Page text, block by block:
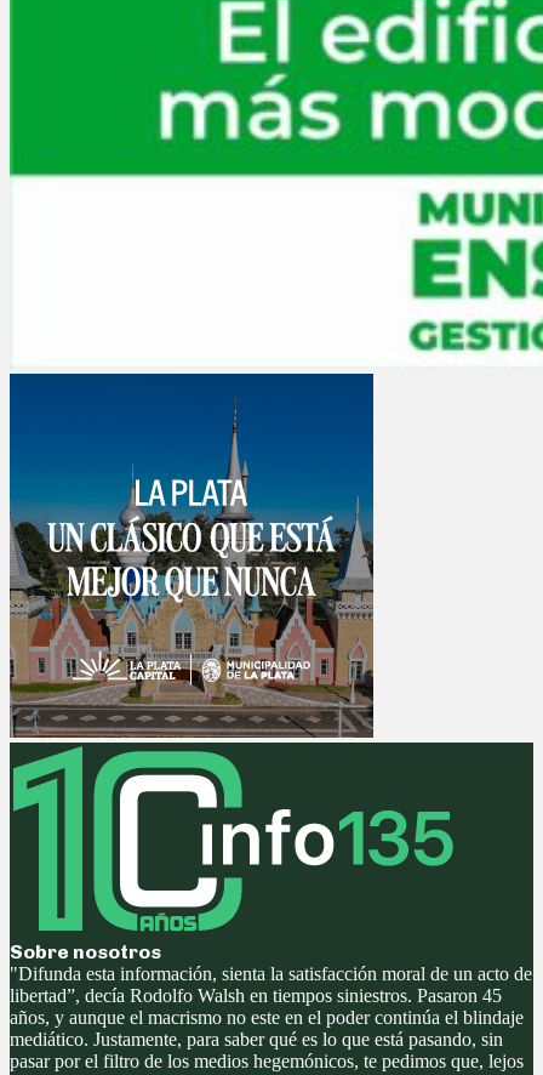
Sobre nosotros
"Difunda esta información, sienta la satisfacción moral de un acto de
libertad”, decía Rodolfo Walsh en tiempos siniestros. Pasaron 45
años, y aunque el macrismo no este en el poder continúa el blindaje
mediático. Justamente, para saber qué es lo que está pasando, sin
pasar por el filtro de los medios hegemónicos, te pedimos que, lejos